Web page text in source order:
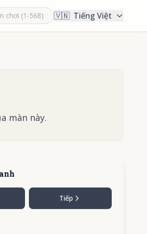
🇻🇳 Tiếng Việt
màn này.
Tiếp